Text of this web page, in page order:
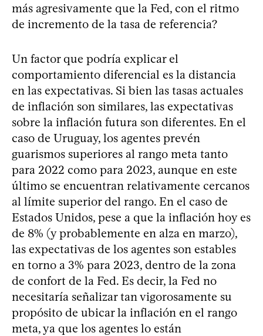
más agresivamente que la Fed, con el ritmo
de incremento de la tasa de referencia?
Un factor que podría explicar el
comportamiento diferencial es la distancia
en las expectativas. Si bien las tasas actuales
de inflación son similares, las expectativas
sobre la inflación futura son diferentes. En el
caso de Uruguay, los agentes prevén
guarismos superiores al rango meta tanto
para 2022 como para 2023, aunque en este
último se encuentran relativamente cercanos
al límite superior del rango. En el caso de
Estados Unidos, pese a que la inflación hoy es
de 8% (y probablemente en alza en marzo),
las expectativas de los agentes son estables
en torno a 3% para 2023, dentro de la zona
de confort de la Fed. Es decir, la Fed no
necesitaría señalizar tan vigorosamente su
propósito de ubicar la inflación en el rango
meta, ya que los agentes lo están